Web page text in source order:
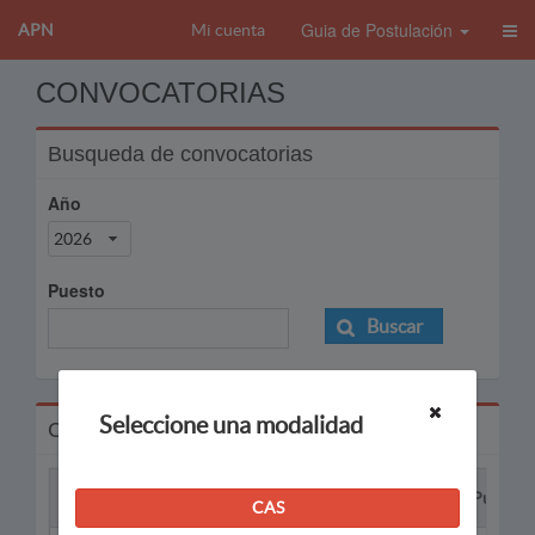
APN Mi cuenta Guia de Postulación
CONVOCATORIAS
Busqueda de convocatorias
Año
2026
Puesto
Buscar
Convocatorias
Puesto
Seleccione una modalidad
CAS